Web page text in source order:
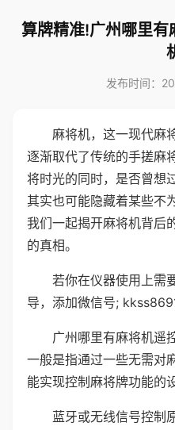
算牌精准!广州哪里
发布时间：
麻将机，这一现代麻
逐渐取代了传统的手搓麻
将时光的同时，是否曾想
其实也可能隐藏着某些不
我们一起揭开麻将机背后
的真相。
若你在仪器使用上需
导，添加微信号;
广州哪里有麻将机遥
一般是指通过一些无需对
能实现控制麻将牌功能的
蓝牙或无线信号控制